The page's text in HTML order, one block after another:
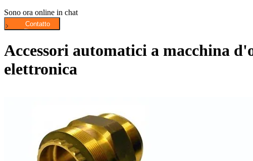
Sono ora online in chat
Accessori automatici a macchina
elettronica